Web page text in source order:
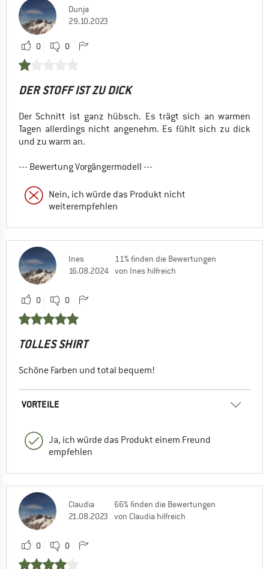
Dunja
29.10.2023
0 0
DER STOFF IST ZU DICK
Der Schnitt ist ganz hübsch. Es trägt sich an warmen
Tagen allerdings nicht angenehm. Es fühlt sich zu dick
und zu warm an.
--- Bewertung Vorgängermodell ---
Nein, ich würde das Produkt nicht
weiterempfehlen
Ines
16.08.2024
11% finden die Bewertungen
von Ines hilfreich
0 0
TOLLES SHIRT
Schöne Farben und total bequem!
VORTEILE
Ja, ich würde das Produkt einem Freund
empfehlen
Claudia
21.08.2023
66% finden die Bewertungen
von Claudia hilfreich
0 0